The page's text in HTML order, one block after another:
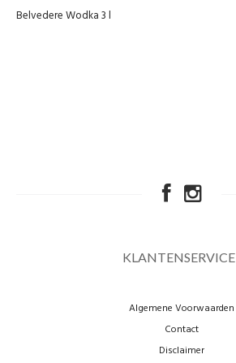
Belvedere Wodka 3 l
KLANTENSERVICE
Algemene Voorwaarden
Contact
Disclaimer